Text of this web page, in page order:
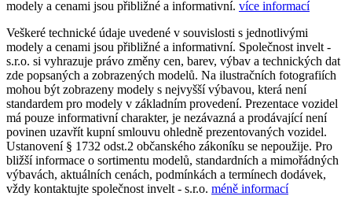
modely a cenami jsou přibližné a informativní. více informací
Veškeré technické údaje uvedené v souvislosti s jednotlivými
modely a cenami jsou přibližné a informativní. Společnost invelt -
s.r.o. si vyhrazuje právo změny cen, barev, výbav a technických dat
zde popsaných a zobrazených modelů. Na ilustračních fotografiích
mohou být zobrazeny modely s nejvyšší výbavou, která není
standardem pro modely v základním provedení. Prezentace vozidel
má pouze informativní charakter, je nezávazná a prodávající není
povinen uzavřít kupní smlouvu ohledně prezentovaných vozidel.
Ustanovení § 1732 odst.2 občanského zákoníku se nepoužije. Pro
bližší informace o sortimentu modelů, standardních a mimořádných
výbavách, aktuálních cenách, podmínkách a termínech dodávek,
vždy kontaktujte společnost invelt - s.r.o. méně informací